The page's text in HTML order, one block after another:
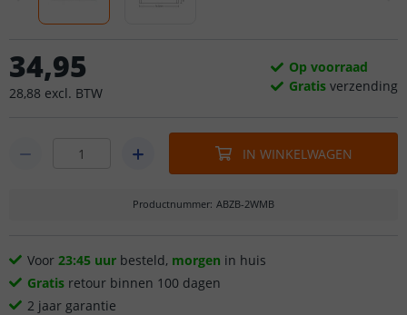
34,95
28,88 excl. BTW
Op voorraad
Gratis verzending
IN WINKELWAGEN
Productnummer: ABZB-2WMB
Voor 23:45 uur besteld, morgen in huis
Gratis retour binnen 100 dagen
2 jaar garantie